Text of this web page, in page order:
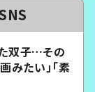
双子…その
みたい」「素